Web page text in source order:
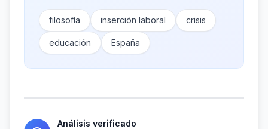
filosofía inserción laboral crisis
educación España
Análisis verificado